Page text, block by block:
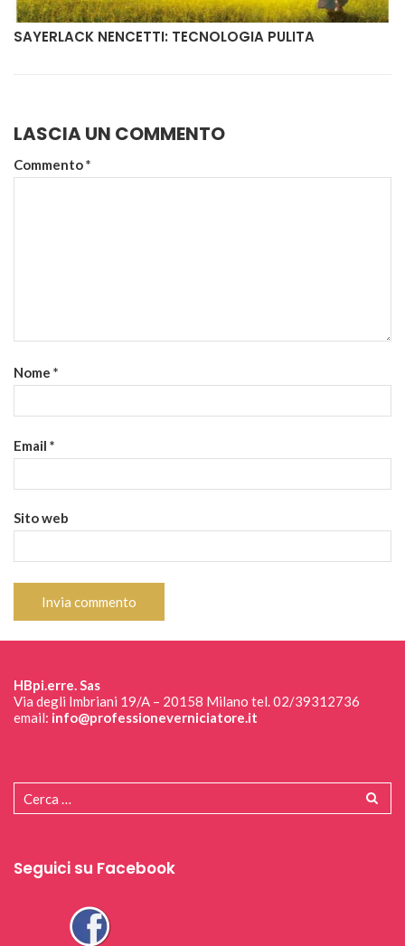
SAYERLACK NENCETTI: TECNOLOGIA PULITA
LASCIA UN COMMENTO
Commento*
Nome *
Email *
Sito web
HBpi.erre. Sas
Via degli Imbriani 19/A – 20158 Milano tel. 02/39312736
email: info@professioneverniciatore.it
Seguici su Facebook